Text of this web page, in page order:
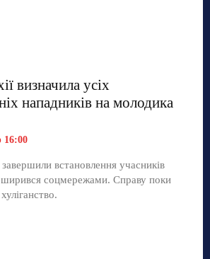
визначила усіх
нападників на молодика
16:00
встановлення учасників
соцмережами. Справу поки